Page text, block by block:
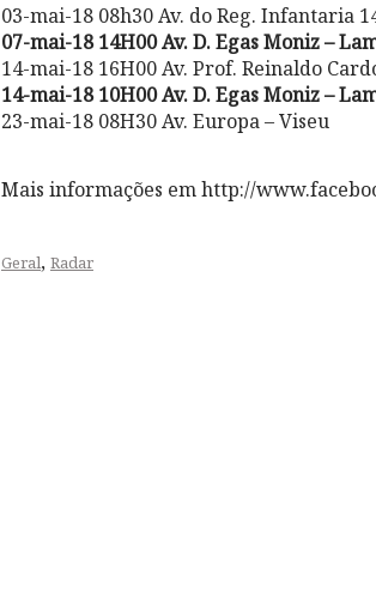
03-mai-18 08h30 Av. do Reg. Infantaria
07-mai-18 14H00 Av. D. Egas Moniz –
14-mai-18 16H00 Av. Prof. Reinaldo
14-mai-18 10H00 Av. D. Egas Moniz –
23-mai-18 08H30 Av. Europa – Viseu
Mais informações em http://
Geral, Radar